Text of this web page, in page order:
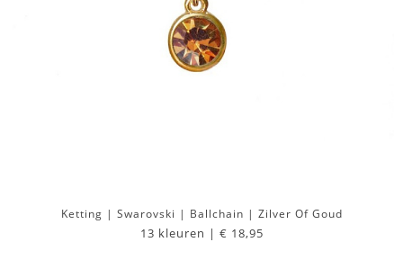
Ketting | Swarovski | Ballchain | Zilver Of Goud
13 kleuren | € 18,95